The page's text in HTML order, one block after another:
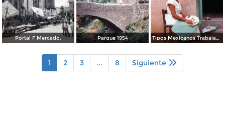
Portal F Mercado. Parque 1954 Tipos Mexicanos Trabajando en la laca.
1 2 3 ... 8 Siguiente